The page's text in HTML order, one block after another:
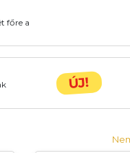
főre a
ÚJ!